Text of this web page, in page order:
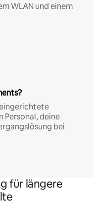
WLAN und einem
Personal, deine
bei
für längere